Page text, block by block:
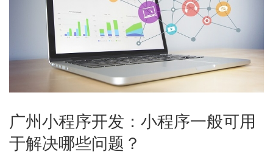
广州小程序开发：小程序一般可用
于解决哪些问题？